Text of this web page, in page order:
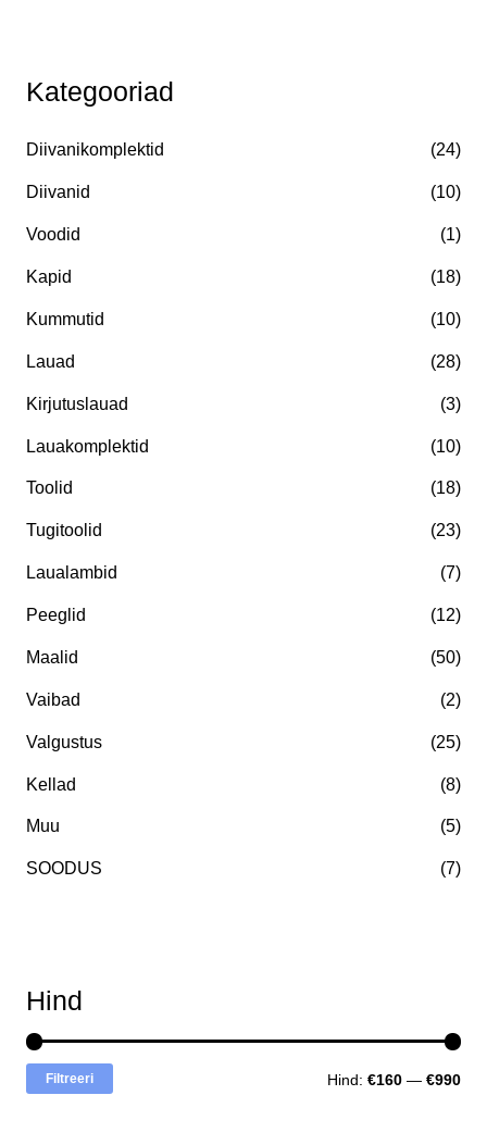
Kategooriad
Diivanikomplektid (24)
Diivanid (10)
Voodid (1)
Kapid (18)
Kummutid (10)
Lauad (28)
Kirjutuslauad (3)
Lauakomplektid (10)
Toolid (18)
Tugitoolid (23)
Laualambid (7)
Peeglid (12)
Maalid (50)
Vaibad (2)
Valgustus (25)
Kellad (8)
Muu (5)
SOODUS (7)
Hind
i
m
e
h
s
i
n
e
Filtreeri Hind:€160 —€990
t
i
: